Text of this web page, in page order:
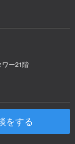
ー21階
をする